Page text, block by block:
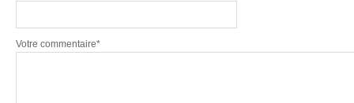
Votre commentaire*